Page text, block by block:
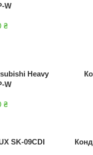
W
₴
Heavy
W
₴
SK-09CDI